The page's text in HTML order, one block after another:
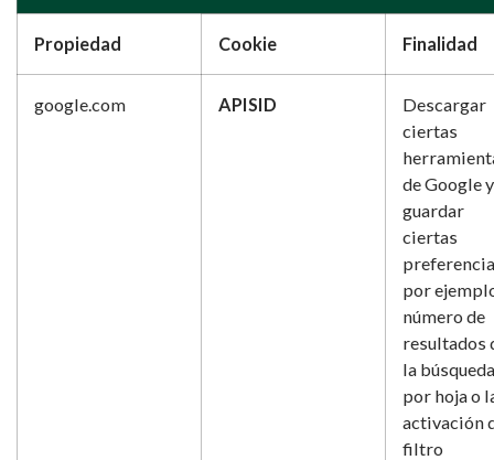
Propiedad Cookie Finalidad
google.com APISID
Descargar
ciertas
de Google y
guardar
ciertas
por
número de
resultados
la búsqueda
por hoja o
activación
filtro